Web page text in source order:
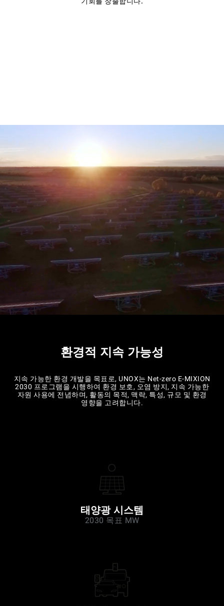
환경적 지속 가능성
지속 가능한 환경 개발을 목표로, UNOX는 Net-zero E-MIXION
2030 프로그램을 시행하여 환경 보호, 오염 방지, 지속 가능한
자원 사용에 전념하며, 활동의 목적, 맥락, 특성, 규모 및 환경
영향을 고려합니다.
태양광 시스템
2030 목표 MW